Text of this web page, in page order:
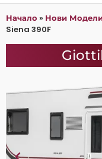
Начало » Нови
Siena 390F